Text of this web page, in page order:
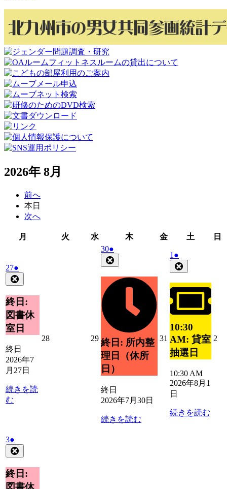
2026年 8月
前へ
本日
次へ
月 火火
水
曜
日
木木
金金
日
土 日
272026
年
7
月
27
日
●
件
の
イ
ベ
ン
ト)
終日:
図書休
室日
終日
2026年7
月27日
続きを読
む
282026
292026
年
7
月
29
日
302026
年
7
月
30
●
件
の
イ
終日: 所内整
理日（休所
日）
終日
2026年7月30日
続きを読む
31 2026
年
7
31
日
1 2026
年
8
月
1
●
件
の
イ
ベ
ン
ト)
10:30
AM: 貸室
抽選日
10:30 AM
2026年8月1
日
続きを読む
2
32026
年
8
月
3
●
件
の
イ
ベ
終日:
図書休